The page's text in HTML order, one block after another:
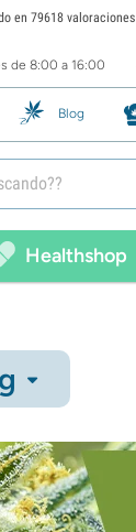
en 79618 valoraciones
de 8:00 a 16:00
Blog
Healthshop